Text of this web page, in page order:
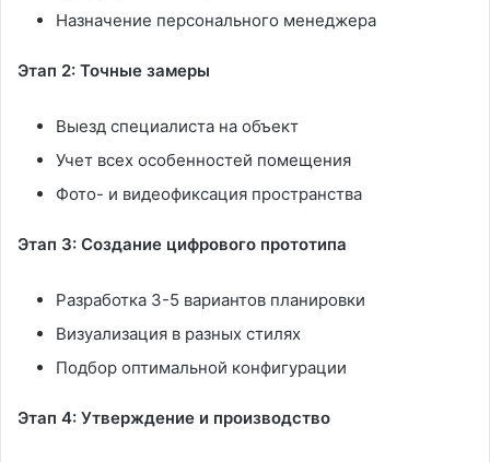
Назначение персонального менеджера
Этап 2: Точные замеры
Выезд специалиста на объект
Учет всех особенностей помещения
Фото- и видеофиксация пространства
Этап 3: Создание цифрового прототипа
Разработка 3-5 вариантов планировки
Визуализация в разных стилях
Подбор оптимальной конфигурации
Этап 4: Утверждение и производство